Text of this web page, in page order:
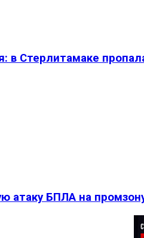
в Стерлитамаке
атаку БПЛА на